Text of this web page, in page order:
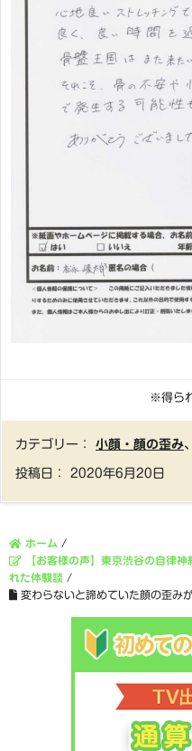
※得ら
カテゴリー： 小顔・顔の歪み、
投稿日： 2020年6月20日
ホーム /
【お客様の声】東京渋谷の自律
れた体験談 /
変わらないと諦めていた顔の歪み